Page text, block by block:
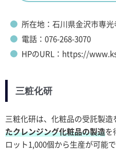
所在地：石川県金沢市専
電話：076-268-3070
HPのURL：https://
三粧化研
三粧化研は、化粧品の受託製造
たクレンジング化粧品の製造を
ロット1,000個から生産が可能